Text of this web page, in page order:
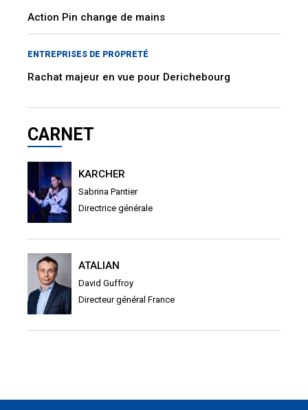
Action Pin change de mains
ENTREPRISES DE PROPRETÉ
Rachat majeur en vue pour Derichebourg
CARNET
KARCHER
Sabrina Pantier
Directrice générale
ATALIAN
David Guffroy
Directeur général France